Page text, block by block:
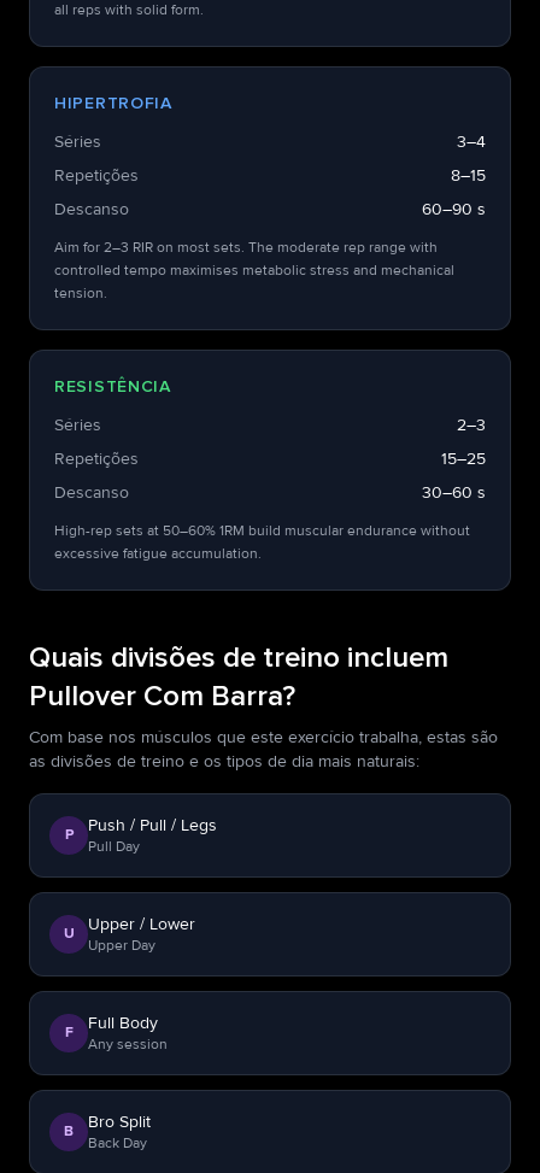
all reps with solid form.
HIPERTROFIA
Séries
3–4
Repetições
8–15
Descanso
60–90 s
Aim for 2–3 RIR on most sets. The moderate rep range with
controlled tempo maximises metabolic stress and mechanical
tension.
RESISTÊNCIA
Séries
2–3
Repetições
15–25
Descanso
30–60 s
High-rep sets at 50–60% 1RM build muscular endurance without
excessive fatigue accumulation.
Quais divisões de treino incluem
Pullover Com Barra?
Com base nos músculos que este exercício trabalha, estas são
as divisões de treino e os tipos de dia mais naturais:
P Push / Pull / Legs
Pull Day
U Upper / Lower
Upper Day
F Full Body
Any session
B Bro Split
Back Day